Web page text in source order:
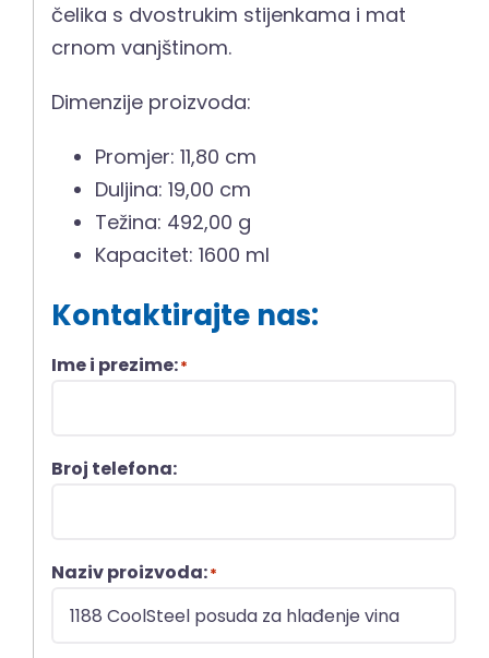
čelika s dvostrukim stijenkama i mat
crnom vanjštinom.
Dimenzije proizvoda:
Promjer: 11,80 cm
Duljina: 19,00 cm
Težina: 492,00 g
Kapacitet: 1600 ml
Kontaktirajte nas:
Ime i prezime:*
Broj telefona:
Naziv proizvoda:*